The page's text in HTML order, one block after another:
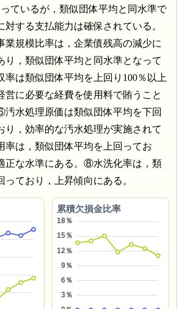
ているが，類似団体平均と同水準で
対する支払能力は確保されている。
規模比率は，企業債残高の減少に
り，類似団体平均と同水準となって
は類似団体平均を上回り100％以上
営に必要な経費を使用料で賄うこと
水処理原価は類似団体平均を下回
り，効率的な汚水処理が実施されて
は，類似団体平均を上回ってお
正な水準にある。⑧水洗化率は，類
ており，上昇傾向にある。
累積欠損金比率